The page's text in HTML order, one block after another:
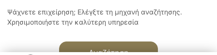
Ψάχνετε επιχείρηση; Ελέγξτε τη μηχανή αναζήτησης.
Χρησιμοποιήστε την καλύτερη υπηρεσία
Αναζήτηση